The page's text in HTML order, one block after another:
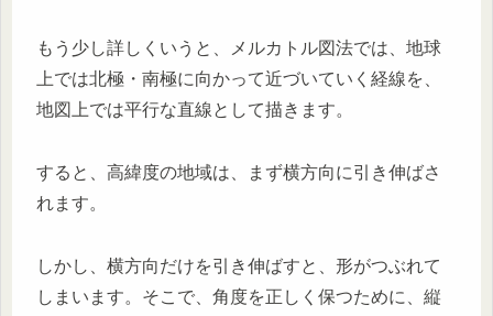
もう少し詳しくいうと、メルカトル図法では、地球
上では北極・南極に向かって近づいていく経線を、
地図上では平行な直線として描きます。
すると、高緯度の地域は、まず横方向に引き伸ばさ
れます。
しかし、横方向だけを引き伸ばすと、形がつぶれて
しまいます。そこで、角度を正しく保つために、縦